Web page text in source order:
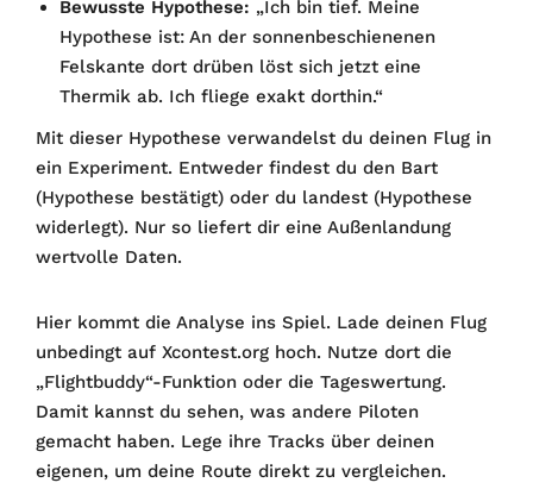
Bewusste Hypothese: „Ich bin tief. Meine
Hypothese ist: An der sonnenbeschienenen
Felskante dort drüben löst sich jetzt eine
Thermik ab. Ich fliege exakt dorthin.“
Mit dieser Hypothese verwandelst du deinen Flug in
ein Experiment. Entweder findest du den Bart
(Hypothese bestätigt) oder du landest (Hypothese
widerlegt). Nur so liefert dir eine Außenlandung
wertvolle Daten.
Hier kommt die Analyse ins Spiel. Lade deinen Flug
unbedingt auf Xcontest.org hoch. Nutze dort die
„Flightbuddy“-Funktion oder die Tageswertung.
Damit kannst du sehen, was andere Piloten
gemacht haben. Lege ihre Tracks über deinen
eigenen, um deine Route direkt zu vergleichen.